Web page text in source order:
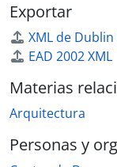
Exportar
XML de Dublin
EAD 2002 XML
Materias
Arquitectura
Personas y